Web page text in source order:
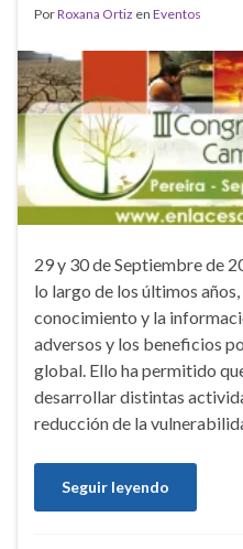
PorRoxana Ortiz en Eventos
29 y 30 de Septiembre de
lo largo de los últimos
conocimiento y la
adversos y los beneficios
global. Ello ha permitido
desarrollar distintas
reducción de la
Seguir leyendo